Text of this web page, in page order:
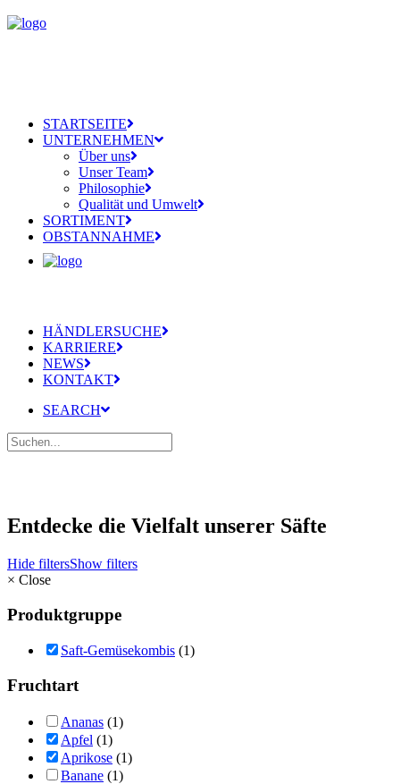
STARTSEITE
UNTERNEHMEN
Über uns
Unser Team
Philosophie
Qualität und Umwelt
SORTIMENT
OBSTANNAHME
HÄNDLERSUCHE
KARRIERE
NEWS
KONTAKT
SEARCH
Entdecke die Vielfalt unserer Säfte
Hide filtersShow filters
× Close
Produktgruppe
Saft-Gemüsekombis (1)
Fruchtart
Ananas (1)
Apfel (1)
Aprikose (1)
Banane (1)